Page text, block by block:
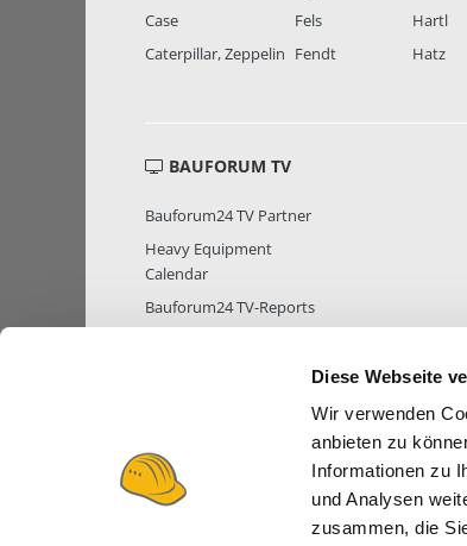
Diese Webseite
Wir verwenden
anbieten zu
Informationen zu
und Analysen
zusammen, die
Case
Caterpillar, Zeppelin
Fels
Fendt
Hartl
Hatz
BAUFORUM TV
Bauforum24 TV Partner
Heavy Equipment
Calendar
Bauforum24 TV-Reports
MITGLIEDER STATISTIK